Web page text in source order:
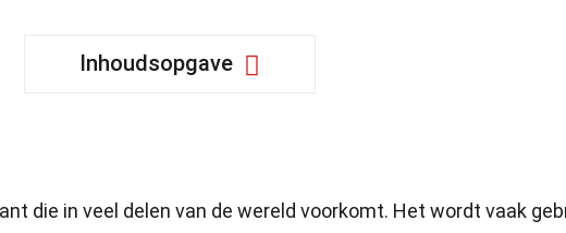
Inhoudsopgave
die in veel delen van de wereld voorkomt. Het wordt vaak